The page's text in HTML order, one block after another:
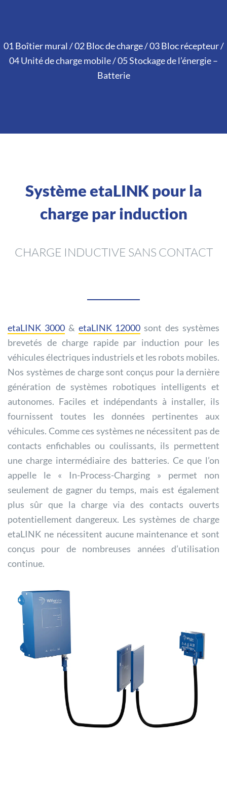
01 Boîtier mural / 02 Bloc de charge / 03 Bloc récepteur /
04 Unité de charge mobile / 05 Stockage de l’énergie –
Batterie
Système etaLINK pour la
charge par induction
CHARGE INDUCTIVE SANS CONTACT
etaLINK 3000& etaLINK 12000 sont des systèmes
brevetés de charge rapide par induction pour les
véhicules électriques industriels et les robots mobiles.
Nos systèmes de charge sont conçus pour la dernière
génération de systèmes robotiques intelligents et
autonomes. Faciles et indépendants à installer, ils
fournissent toutes les données pertinentes aux
véhicules. Comme ces systèmes ne nécessitent pas de
contacts enfichables ou coulissants, ils permettent
une charge intermédiaire des batteries. Ce que l’on
appelle le « In-Process-Charging » permet non
seulement de gagner du temps, mais est également
plus sûr que la charge via des contacts ouverts
potentiellement dangereux. Les systèmes de charge
etaLINK ne nécessitent aucune maintenance et sont
conçus pour de nombreuses années d’utilisation
continue.